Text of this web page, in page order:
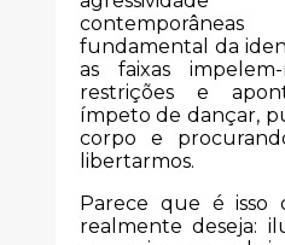
fundamental da
as faixas
restrições e
ímpeto de dançar,
corpo e
libertarmos.
Parece que é isso
realmente deseja: